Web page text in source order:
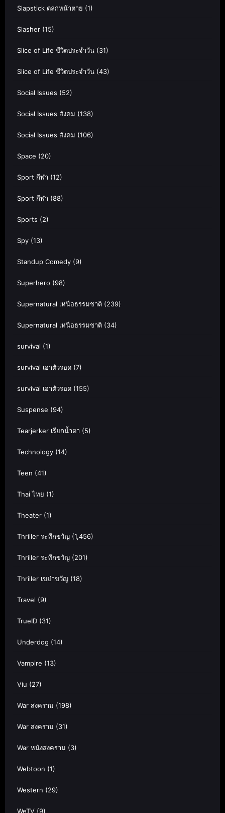
Slapstick ตลกหน้าตาย (1)
Slasher (15)
Slice of Life ชีวิตประจำวัน (31)
Slice of Life ชีวิตประจำวัน (43)
Social Issues (52)
Social Issues สังคม (138)
Social Issues สังคม (106)
Space (20)
Sport กีฬา (12)
Sport กีฬา (88)
Sports (2)
Spy (13)
Standup Comedy (9)
Superhero (98)
Supernatural เหนือธรรมชาติ (239)
Supernatural เหนือธรรมชาติ (34)
survival (1)
survival เอาตัวรอด (7)
survival เอาตัวรอด (155)
Suspense (94)
Tearjerker เรียกน้ำตา (5)
Technology (14)
Teen (41)
Thai ไทย (1)
Theater (1)
Thriller ระทึกขวัญ (1,456)
Thriller ระทึกขวัญ (201)
Thriller เขย่าขวัญ (18)
Travel (9)
TrueID (31)
Underdog (14)
Vampire (13)
Viu (27)
War สงคราม (198)
War สงคราม (31)
War หนังสงคราม (3)
Webtoon (1)
Western (29)
WeTV (9)